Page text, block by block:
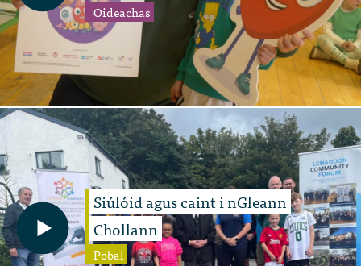
Oideachas
Siúlóid agus caint i nGleann
Chollann
Pobal